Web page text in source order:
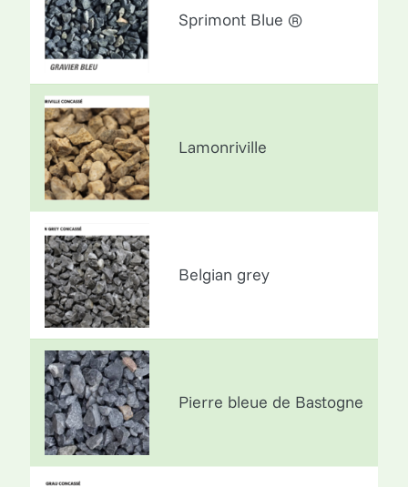
Sprimont Blue ®
Lamonriville
Belgian grey
Pierre bleue de Bastogne